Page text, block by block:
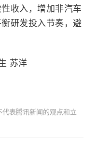
收入，增加非汽车
研发投入节奏，避
苏洋
表腾讯新闻的观点和立